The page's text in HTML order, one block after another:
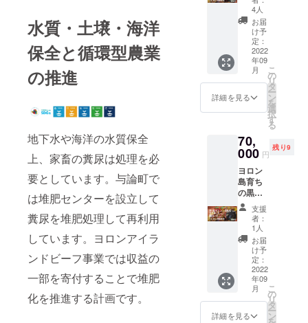
水質・土壌・海洋
保全と循環型農業
の推進
地下水や海洋の水質保全
上、家畜の糞尿は処理を必
要としています。与論町で
は堆肥センターを設立して
糞尿を堆肥処理して再利用
しています。ヨロンアイラ
ンドビーフ事業では収益の
一部を寄付することで堆肥
化を推進する計画です。
地：鹿
児島県
・内容
量：
150g ・
保存方
法：-18
で保存
してく
名称：
ヨロン
島産黒
毛和牛
［サー
ロイ
ン］ ・
原材料
名：牛
肉 ・原
料原産
地：鹿
児島県
・内容
保存方
ジング
熟成に
より仕
上がっ
た脂質
ジュー
を醸し
ます。
ロン島
産黒毛
［モ
モ］ ・
原材料
名：牛
肉 ・原
料原産
地：鹿
児島県
・内容
量：
400g ・
保存方
℃以下
は、募
集終了
後にご
連絡致
しま
す。 ご
一緒に
事業を
盛り上
です！
《サー
ン》 言
わずと
知れた
牛肉の
王様。
柔らか
く肉質
のキメ
細かい
高級部
位で
す。 溢
凝縮さ
しま
す。）
【オン
ライン
活動報
告】
【お礼
の手
紙】
告》 ヨ
ロンア
イラン
ドビー
フ事業
の活動
をオン
ライン
にて報
告しま
す。 詳
しい日
程につ
いて
は、募
集終了
後にご
シャル
セット
＞ 【肩
ロース
焼肉用
精肉
（300g
）】
150g ×
2 【カ
ルビ焼
肉
（300g
）】
150g ×
2
【サー
ロイン
ステー
キ用精
肉
（460g
）】
230g ×
2 【リ
ブロー
スス
テーキ
4人
お届
け予
定：
2022
年09
月
詳細を見る
こ
の
リ
タ
ー
ン
を
選
択
す
る
70,
000 円
残り9
ヨロン
島育ち
の黒毛
和牛 ＜
スペ
シャル
セット
＞ 【肩
ロース
焼肉用
精肉
（600g
）】
150g ×
支援
者：
1人
お届
け予
定：
2022
年09
月
詳細を見る
こ
の
リ
タ
ー
ン